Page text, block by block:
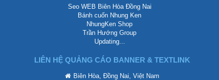
Seo WEB Biên Hòa Đồng Nai
Bánh cuốn Nhung Ken
NhungKen Shop
Trần Hướng Group
Updating...
LIÊN HỆ QUẢNG CÁO BANNER & TEXTLINK
Biên Hòa, Đồng Nai, Việt Nam